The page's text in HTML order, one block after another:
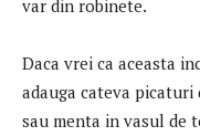
var din robinete.
Daca vrei ca aceasta
adauga cateva picaturi
sau menta in vasul de